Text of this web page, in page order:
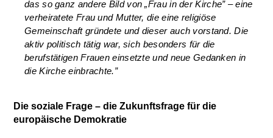
das so ganz andere Bild von „Frau in der Kirche” – eine
verheiratete Frau und Mutter, die eine religiöse
Gemeinschaft gründete und dieser auch vorstand. Die
aktiv politisch tätig war, sich besonders für die
berufstätigen Frauen einsetzte und neue Gedanken in
die Kirche einbrachte.”
Die soziale Frage – die Zukunftsfrage für die
europäische Demokratie